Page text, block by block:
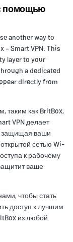
помощью
another way to
– Smart VPN. This
layer to your
a dedicated
directly from
таким как BritBox,
VPN делает
защищая ваши
сетью Wi-
к рабочему
ваше
чтобы стать
доступ к лучшим
из любой